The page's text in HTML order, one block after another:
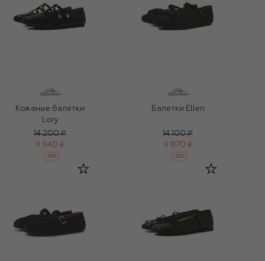
Кожаные балетки
Lory
14 200 ₽
9 940 ₽
-30%
Балетки Ellen
14 100 ₽
9 870 ₽
-30%